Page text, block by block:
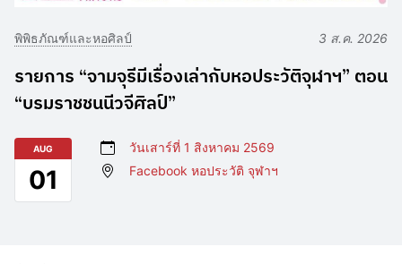
พิพิธภัณฑ์และหอศิลป์ 3 ส.ค. 2026
รายการ “จามจุรีมีเรื่องเล่ากับหอประวัติจุฬาฯ” ตอน
“บรมราชชนนีวจีศิลป์”
AUG
01
วันเสาร์ที่ 1 สิงหาคม 2569
Facebook หอประวัติ จุฬาฯ